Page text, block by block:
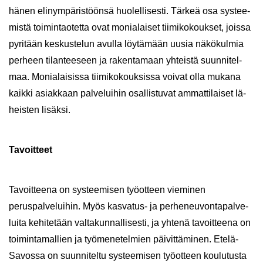
hänen eli­nym­pä­ris­töön­sä huo­lel­li­ses­ti.​ Tär­keä osa sys­tee­
mis­tä toi­min­tao­tet­ta ovat mo­nia­lai­set tii­mi­ko­kouk­set, jois­sa
py­ri­tään kes­kus­te­lun avul­la löy­tä­mään uusia nä­kö­kul­mia
per­heen ti­lan­tee­seen ja ra­ken­ta­maan yh­teis­tä suun­ni­tel­
maa. ​Monialaisissa tii­mi­ko­kouk­sis­sa voi­vat olla mu­ka­na
kaik­ki asiak­kaan pal­ve­lui­hin osal­lis­tu­vat am­mat­ti­lai­set lä­
heis­ten li­säk­si.
Ta­voit­teet
Ta­voit­tee­na on sys­tee­mi­sen työ­ot­teen vie­mi­nen
peruspalveluihin​. Myös kasvatus-​ ja per­he­neu­von­ta­pal­ve­
lui­ta ke­hi­te­tään val­ta­kun­nal­li­ses­ti, ja yh­te­nä ta­voit­tee­na on
toi­min­ta­mal­lien ja työ­me­ne­tel­mien päi­vit­tä­mi­nen. Etelä-​
Savossa on suun­ni­tel­tu sys­tee­mi­sen työ­ot­teen kou­lu­tus­ta